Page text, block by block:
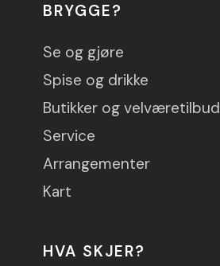
BRYGGE?
Se og gjøre
Spise og drikke
Butikker og velværetilbud
Service
Arrangementer
Kart
HVA SKJER?